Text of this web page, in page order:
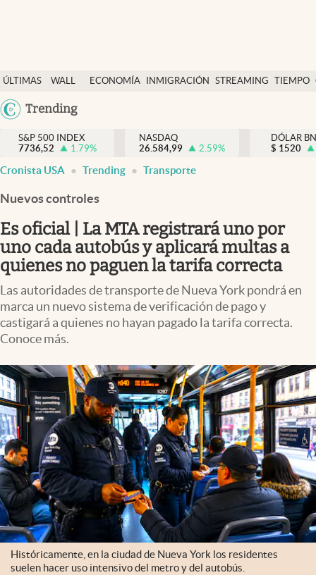
ÚLTIMAS
NOTICIAS
WALL
DÓLAR
ECONOMÍA INMIGRACIÓN STREAMING TIEMPO
México
Trending
Finanzas y economía
Wall Street y dólar
Inmigración
Espiritual
Streaming
PC y mobile
Lifestyle
S&P 500 INDEX
7736,52
1.79%
NASDAQ
26.584,99
2.59%
DÓLAR
$ 1520
Cronista USA Trending Transporte
Nuevos controles
Es oficial | La MTA registrará uno por
uno cada autobús y aplicará multas a
quienes no paguen la tarifa correcta
Las autoridades de transporte de Nueva York pondrá en
marca un nuevo sistema de verificación de pago y
castigará a quienes no hayan pagado la tarifa correcta.
Conoce más.
Históricamente, en la ciudad de Nueva York los residentes
suelen hacer uso intensivo del metro y del autobús.